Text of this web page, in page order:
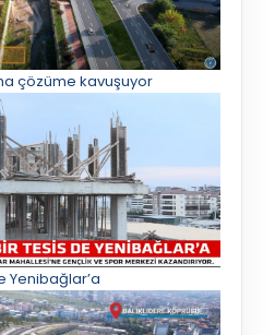
çözüme kavuşuyor
Yenibağlar’a